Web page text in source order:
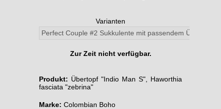
Varianten
Zur Zeit nicht verfügbar.
Produkt: Übertopf "Indio Man S", Haworthia
fasciata "zebrina"
Marke: Colombian Boho